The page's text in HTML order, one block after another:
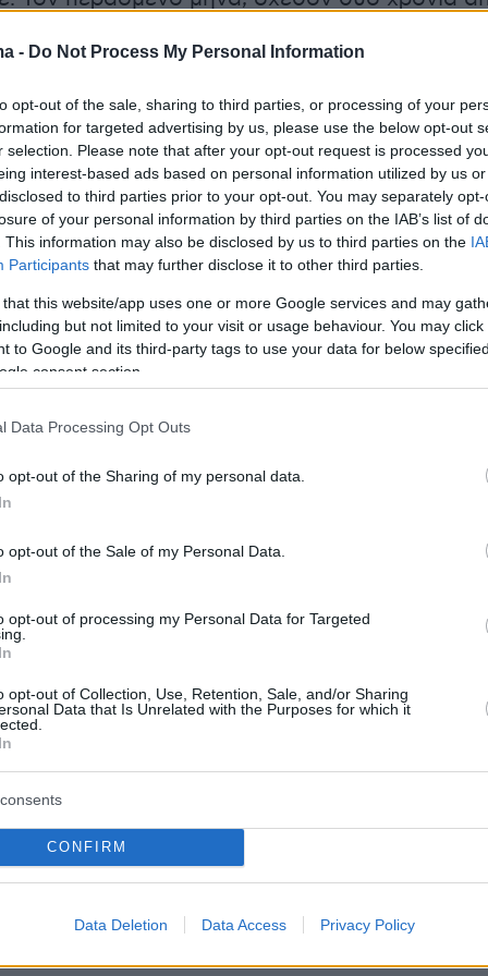
- Do Not Process My Personal Information
opt-out of the sale, sharing to third parties, or processing of your
for targeted advertising by us, please use the below opt-out
selection. Please note that after your opt-out request is processed
interest-based ads based on personal information utilized by us
to third parties prior to your opt-out. You may separately
of your personal information by third parties on the IAB’s list of
This information may also be disclosed by us to third parties on the
Participants that may further disclose it to other third parties.
that this website/app uses one or more Google services and may
but not limited to your visit or usage behaviour. You may
to Google and its third-party tags to use your data for below
consent section.
Data Processing Opt Outs
opt-out of the Sharing of my personal data.
opt-out of the Sale of my Personal Data.
opt-out of processing my Personal Data for Targeted
opt-out of Collection, Use, Retention, Sale, and/or Sharing
Data that Is Unrelated with the Purposes for which it
CONFIRM
Data Deletion Data Access Privacy Policy
εβδομάδα, καταλήγει το δημοσίευμα,
βάρος της υποψήφιας και αγωγή.
πολλά για πολλούς!!!
πως όσοι ευεργετήθηκαν από τον
, στη συνέχεια έγιναν οι πιο σφοδροί επικριτές κ
μετά το ξεκατίνιασμα, τα μαθήματα…
B3ATphubOn
πολλά για πολλούς!!!» σχολιάζει ο
Νταλαούρα».
αποδεικνύεται πως όσοι
Κασσελάκη, στη συνέχεια έγιναν οι πιο
κ πολέμιοι του…
το ξεκατίνιασμα, τα μαθήματα ηθικής κ